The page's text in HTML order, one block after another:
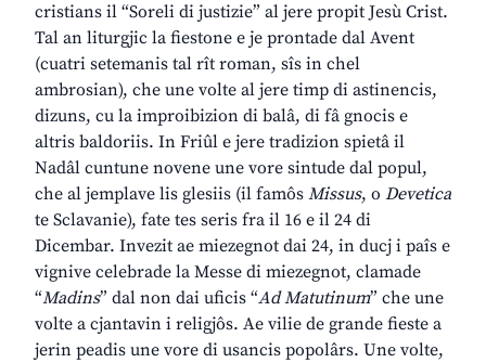
cristians il “Soreli di justizie” al jere propit Jesù Crist.
Tal an liturgjic la fiestone e je prontade dal Avent
(cuatri setemanis tal rît roman, sîs in chel
ambrosian), che une volte al jere timp di astinencis,
dizuns, cu la improibizion di balâ, di fâ gnocis e
altris baldoriis. In Friûl e jere tradizion spietâ il
Nadâl cuntune novene une vore sintude dal popul,
che al jemplave lis glesiis (il famôs Missus, o Devetica
te Sclavanie), fate tes seris fra il 16 e il 24 di
Dicembar. Invezit ae miezegnot dai 24, in ducj i paîs e
vignive celebrade la Messe di miezegnot, clamade
“Madins” dal non dai uficis “Ad Matutinum” che une
volte a cjantavin i religjôs. Ae vilie de grande fieste a
jerin peadis une vore di usancis popolârs. Une volte,